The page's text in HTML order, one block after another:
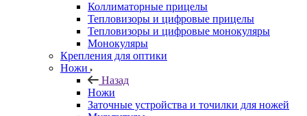
Коллиматорные прицелы
Тепловизоры и цифровые прицелы
Тепловизоры и цифровые монокуляры
Монокуляры
Крепления для оптики
Ножи
Назад
Ножи
Заточные устройства и точилки для ножей